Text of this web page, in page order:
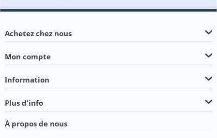
Achetez chez nous
Mon compte
Information
Plus d'info
À propos de nous